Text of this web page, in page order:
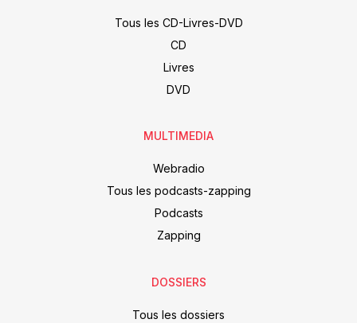
Tous les CD-Livres-DVD
CD
Livres
DVD
MULTIMEDIA
Webradio
Tous les podcasts-zapping
Podcasts
Zapping
DOSSIERS
Tous les dossiers